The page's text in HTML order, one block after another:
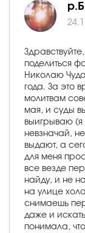
поделиться
Николаю
года. За это
молитвам
мая, и суды
выигрываю
невзначай,
выдают, а
для меня
все везде
найду, и не
на улице
снимаешь
даже и искать
понимала,